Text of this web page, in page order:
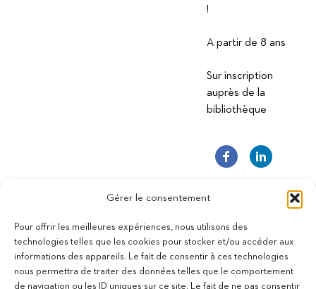
Gérer le consentement
Pour offrir les meilleures expériences, nous utilisons des
technologies telles que les cookies pour stocker et/ou accéder aux
informations des appareils. Le fait de consentir à ces technologies
nous permettra de traiter des données telles que le comportement
de navigation ou les ID uniques sur ce site. Le fait de ne pas consentir
!
A partir de 8 ans
Sur inscription
auprès de la
bibliothèque
11 bis Rue des Novalles
21240 Talant - France